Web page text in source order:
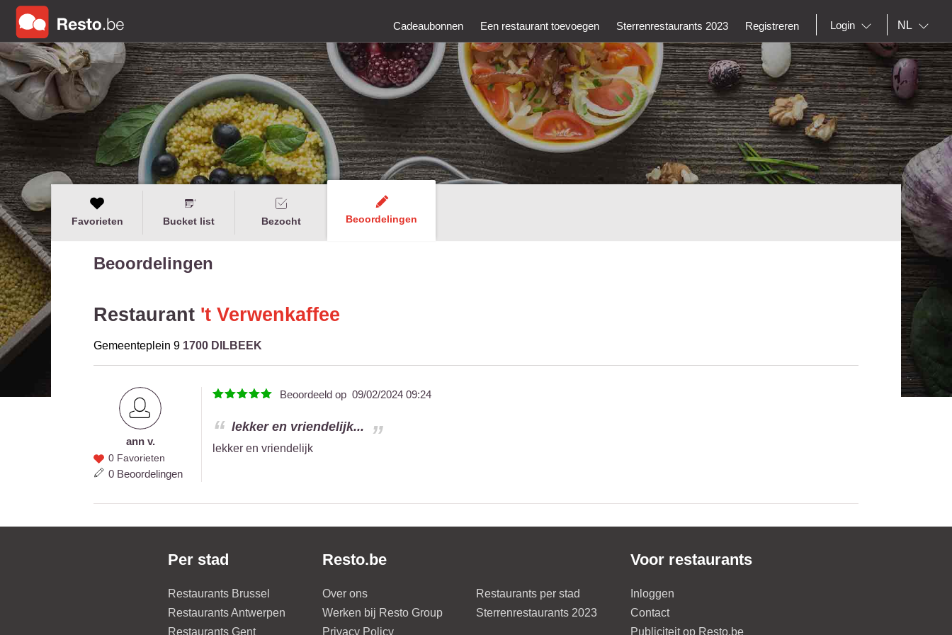
Cadeaubonnen Een restaurant toevoegen Sterrenrestaurants 2023 Registreren Login NL
Favorieten Bucket list Bezocht Beoordelingen
Beoordelingen
Restaurant 't Verwenkaffee
Gemeenteplein 9 1700 DILBEEK
ann v.
ann v.
0 Favorieten
0 Beoordelingen
Beoordeeld op 09/02/2024 09:24
lekker en vriendelijk...
lekker en vriendelijk
Per stad
Restaurants Brussel
Restaurants Antwerpen
Restaurants Gent
Resto.be
Over ons
Werken bij Resto Group
Privacy Policy
Restaurants per stad
Sterrenrestaurants 2023
Voor restaurants
Inloggen
Contact
Publiciteit op Resto.be